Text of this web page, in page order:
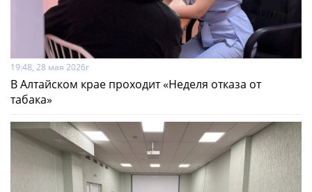
19:48, 28 мая 2026г
В Алтайском крае проходит «Неделя отказа от
табака»